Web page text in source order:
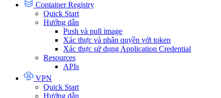
Container Registry
Quick Start
Hướng dẫn
Push và pull image
Xác thực và phân quyền với token
Xác thực sử dụng Application Credential
Resources
APIs
VPN
Quick Start
Hướng dẫn